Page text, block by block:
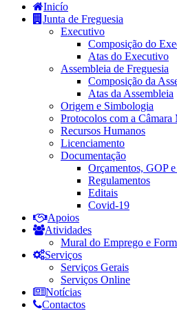
Inicío
Junta de Freguesia
Executivo
Composição do
Atas do Executivo
Assembleia de Freguesia
Composição da
Atas da Assembleia
Origem e Simbologia
Protocolos com a Câmara
Recursos Humanos
Licenciamento
Documentação
Orçamentos, GOP
Regulamentos
Editais
Covid-19
Apoios
Atividades
Mural do Emprego e
Serviços
Serviços Gerais
Serviços Online
Notícias
Contactos